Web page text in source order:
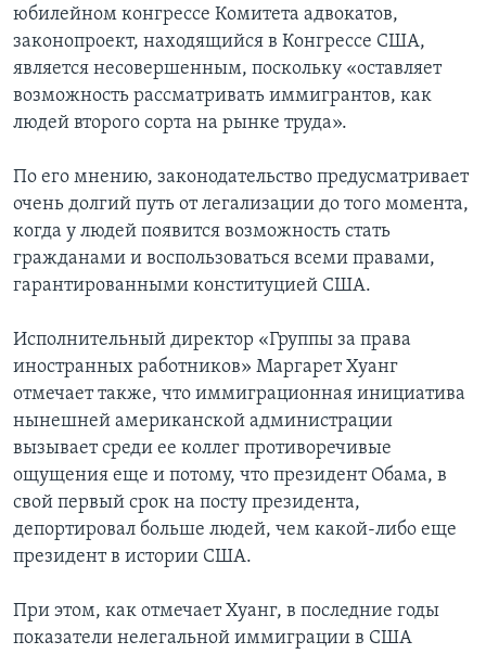
юбилейном конгрессе Комитета адвокатов,
законопроект, находящийся в Конгрессе США,
является несовершенным, поскольку «оставляет
возможность рассматривать иммигрантов, как
людей второго сорта на рынке труда».
По его мнению, законодательство предусматривает
очень долгий путь от легализации до того момента,
когда у людей появится возможность стать
гражданами и воспользоваться всеми правами,
гарантированными конституцией США.
Исполнительный директор «Группы за права
иностранных работников» Маргарет Хуанг
отмечает также, что иммиграционная инициатива
нынешней американской администрации
вызывает среди ее коллег противоречивые
ощущения еще и потому, что президент Обама, в
свой первый срок на посту президента,
депортировал больше людей, чем какой-либо еще
президент в истории США.
При этом, как отмечает Хуанг, в последние годы
показатели нелегальной иммиграции в США